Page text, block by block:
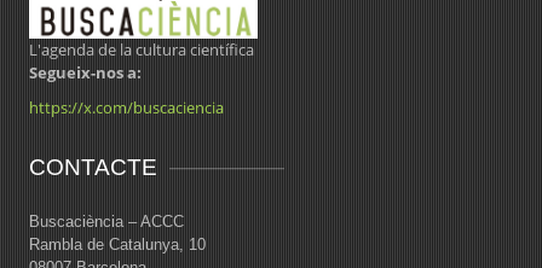
L'agenda de la cultura científica
Segueix-nos a:
https://x.com/buscaciencia
CONTACTE
Buscaciència – ACCC
Rambla de Catalunya, 10